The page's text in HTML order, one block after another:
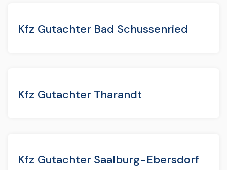
Kfz Gutachter Bad Schussenried
Kfz Gutachter Tharandt
Kfz Gutachter Saalburg-Ebersdorf